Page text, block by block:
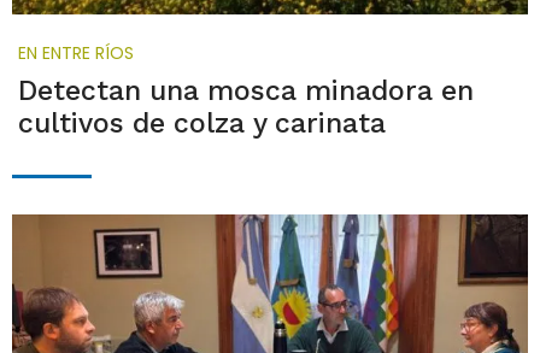
EN ENTRE RÍOS
Detectan una mosca minadora en
cultivos de colza y carinata